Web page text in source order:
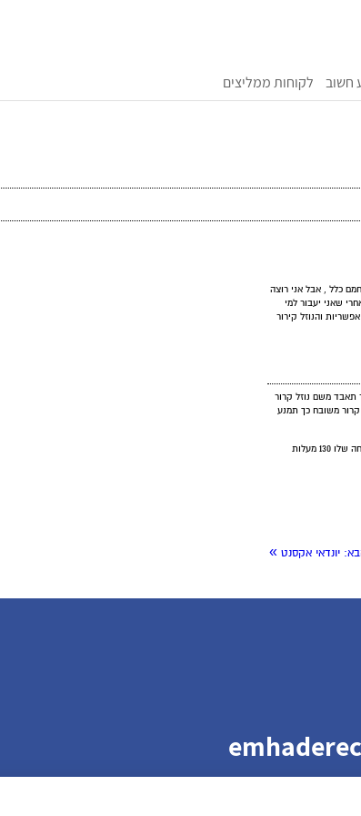
חשוב לקוחות ממליצים
כלל , אבל אני רוצה
שאני יעבור למי
והנוזל קירור
תאבד משם נוזל קרור
משובח כך תמנע
לכן אנו ממליצים להשתמש תמיד בנוזל קרור משובח שטמפרטורת הרתיחה שלו 130 מעלות
יונדאי אקסנט »